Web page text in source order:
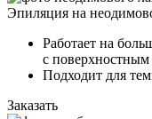
Эпиляция на
Работает на
с
Подходит для
Заказать